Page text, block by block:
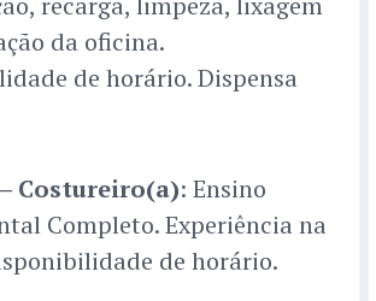
da oficina.
de horário. Dispensa
Costureiro(a): Ensino
Completo. Experiência na
de horário.